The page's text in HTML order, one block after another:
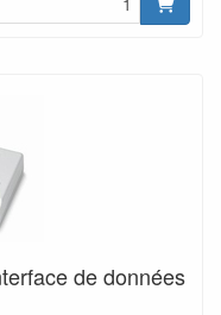
de données